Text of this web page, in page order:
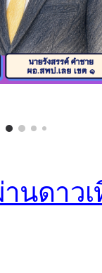
นดาว